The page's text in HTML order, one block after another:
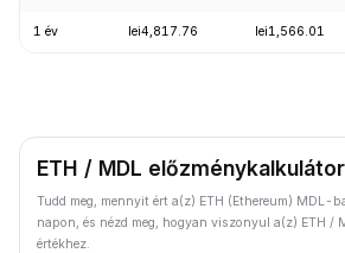
1 év lei4,817.76 lei1,566.01
ETH / MDL előzménykalkulátor
Tudd meg, mennyit ért a(z) ETH (Ethereum) MDL-
napon, és nézd meg, hogyan viszonyul a(z) ETH /
értékhez.